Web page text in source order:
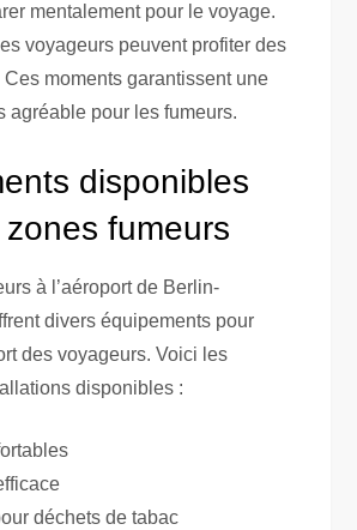
mentalement pour le voyage.
voyageurs peuvent profiter des
Ces moments garantissent une
agréable pour les fumeurs.
disponibles
fumeurs
à l’aéroport de Berlin-
divers équipements pour
des voyageurs. Voici les
disponibles :
déchets de tabac